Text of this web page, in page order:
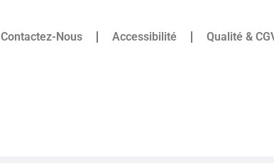
Contactez-Nous Accessibilité Qualité &